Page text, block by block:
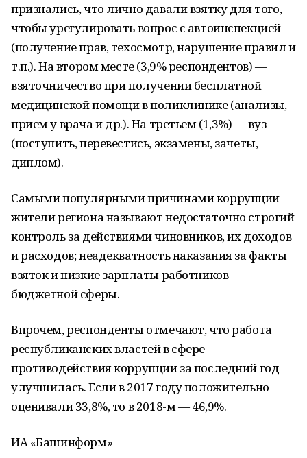
признались, что лично давали взятку для того,
чтобы урегулировать вопрос с автоинспекцией
(получение прав, техосмотр, нарушение правил и
т.п.). На втором месте (3,9% респондентов) —
взяточничество при получении бесплатной
медицинской помощи в поликлинике (анализы,
прием у врача и др.). На третьем (1,3%) — вуз
(поступить, перевестись, экзамены, зачеты,
диплом).
Самыми популярными причинами коррупции
жители региона называют недостаточно строгий
контроль за действиями чиновников, их доходов
и расходов; неадекватность наказания за факты
взяток и низкие зарплаты работников
бюджетной сферы.
Впрочем, респонденты отмечают, что работа
республиканских властей в сфере
противодействия коррупции за последний год
улучшилась. Если в 2017 году положительно
оценивали 33,8%, то в 2018-м — 46,9%.
ИА «Башинформ»